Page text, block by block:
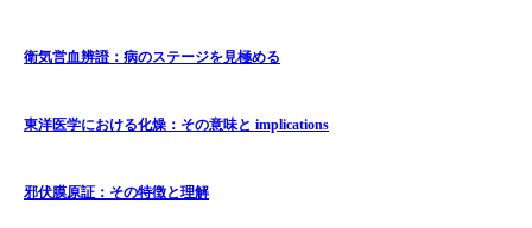
衛気営血辨證：病のステージを見極める
東洋医学における化燥：その意味と implications
邪伏膜原証：その特徴と理解